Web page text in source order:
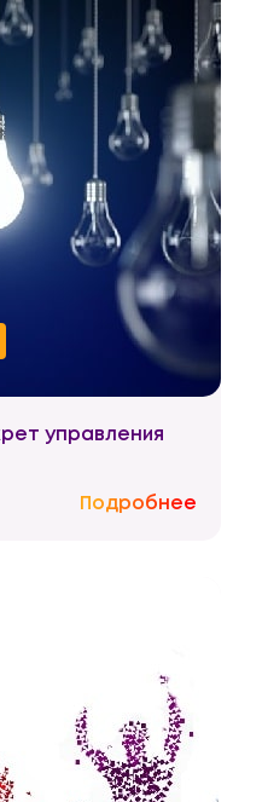
управления
Подробнее